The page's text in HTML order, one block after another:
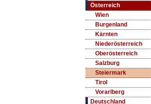
Österreich
Wien
Burgenland
Kärnten
Niederösterreich
Oberösterreich
Salzburg
Steiermark
Tirol
Vorarlberg
Deutschland